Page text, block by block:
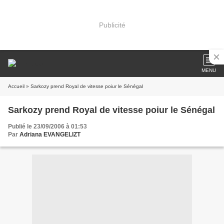
Publicité
MENU
Accueil » Sarkozy prend Royal de vitesse poiur le Sénégal
Sarkozy prend Royal de vitesse poiur le Sénégal
Publié le 23/09/2006 à 01:53
Par Adriana EVANGELIZT